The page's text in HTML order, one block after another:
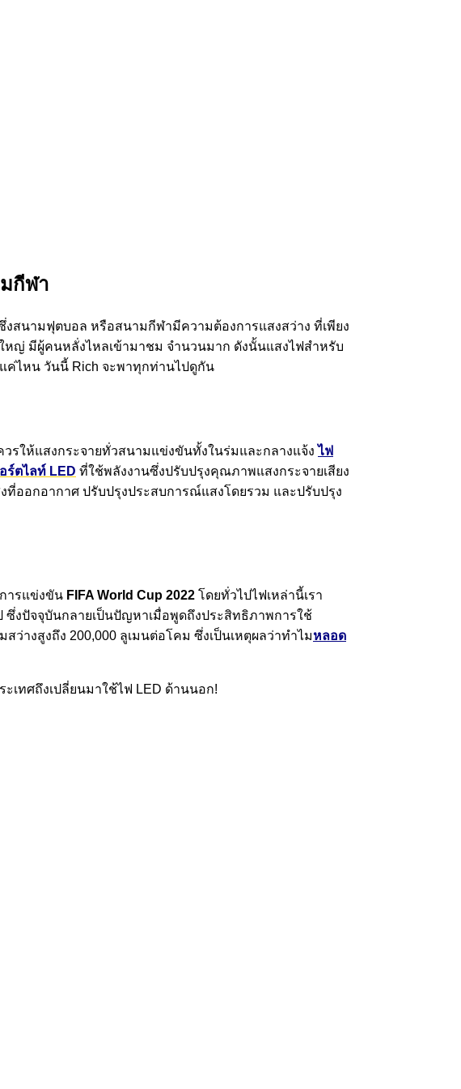
กีฬา
สนามฟุตบอล หรือสนามกีฬามีความต้องการแสงสว่าง ที่เพียง
หญ่ มีผู้คนหลั่งไหลเข้ามาชม จำนวนมาก ดังนั้นแสงไฟสำหรับ
ค่ไหน วันนี้ Rich จะพาทุกท่านไปดูกัน
รให้แสงกระจายทั่วสนามแข่งขันทั้งในร่มและกลางแจ้งไฟ
ร์ตไลท์ LED ที่ใช้พลังงานซึ่งปรับปรุงคุณภาพแสงกระจายเสียง
ออกอากาศ ปรับปรุงประสบการณ์แสงโดยรวม และปรับปรุง
การแข่งขัน FIFA World Cup 2022 โดยทั่วไปไฟเหล่านี้เรา
ซึ่งปัจจุบันกลายเป็นปัญหาเมื่อพูดถึงประสิทธิภาพการใช้
างสูงถึง 200,000 ลูเมนต่อโคม ซึ่งเป็นเหตุผลว่าทำไมหลอด
เทศถึงเปลี่ยนมาใช้ไฟ LED ด้านนอก!